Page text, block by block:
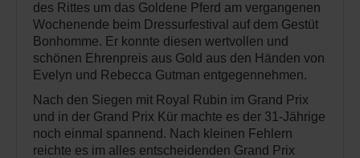
des Rittes um das Goldene Pferd am vergangenen
Wochenende beim Dressurfestival auf dem Gestüt
Bonhomme. Er konnte diesen wertvollen und
schönen Ehrenpreis aus Gold aus den Händen von
Evelyn und Rebecca Gutman entgegennehmen.
Nach den Siegen mit Royal Rubin im Grand Prix
und in der Grand Prix Kür machte es der 31-Jährige
noch einmal spannend. Nach kleinen Fehlern
reichte es im alles entscheidenden Grand Prix